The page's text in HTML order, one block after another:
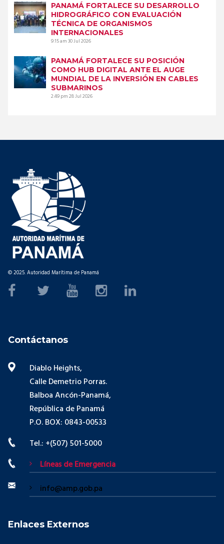
PANAMÁ FORTALECE SU DESARROLLO
HIDROGRÁFICO CON EVALUACIÓN
TÉCNICA DE ORGANISMOS
INTERNACIONALES
9:15 am30 Jul 2026
PANAMÁ FORTALECE SU POSICIÓN
COMO HUB DIGITAL ANTE EL AUGE
MUNDIAL DE LA INVERSIÓN EN CABLES
SUBMARINOS
2:49 pm28 Jul 2026
© 2025. Autoridad Marítima de Panamá
Contáctanos
Diablo Heights,
Calle Demetrio Porras.
Balboa Ancón-Panamá,
República de Panamá
P.O. BOX: 0843-00533
Tel.: +(507) 501-5000
Líneas de Emergencia
info@amp.gob.pa
Enlaces Externos